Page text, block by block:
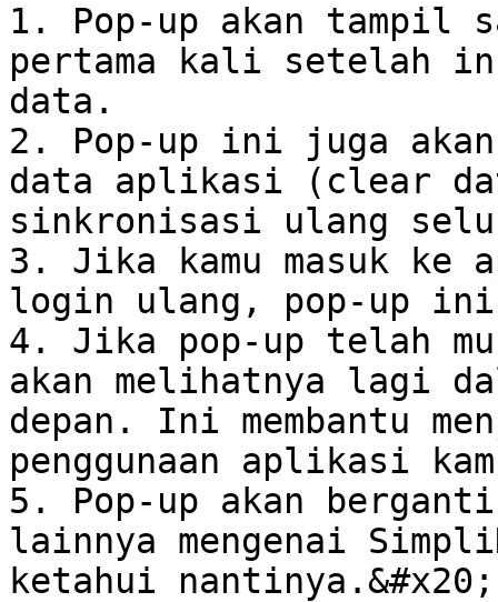
1. Pop-up akan tampil
pertama kali setelah
data.
2. Pop-up ini juga akan
data aplikasi (clear
sinkronisasi ulang
3. Jika kamu masuk ke
login ulang, pop-up
4. Jika pop-up telah
akan melihatnya lagi
depan. Ini membantu
penggunaan aplikasi
5. Pop-up akan
lainnya mengenai
ketahui nantinya.&#x20;